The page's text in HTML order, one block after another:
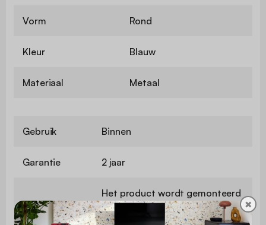
Vorm Rond
Kleur Blauw
Materiaal Metaal
Gebruik Binnen
Garantie 2 jaar
Montage
Het product wordt gemonteerd
geleverd, in de originele
verpakking
✖